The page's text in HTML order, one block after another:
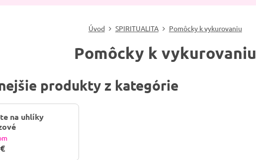
Úvod SPIRITUALITA Pomôcky k vykurovaniu
Pomôcky k vykurovaniu
produkty z kategórie
na uhlíky